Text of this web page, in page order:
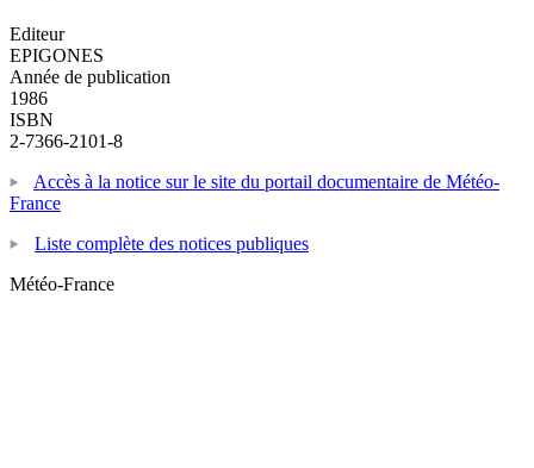
Editeur
EPIGONES
Année de publication
1986
ISBN
2-7366-2101-8
Accès à la notice sur le site du portail documentaire de Météo-
France
Liste complète des notices publiques
Météo-France